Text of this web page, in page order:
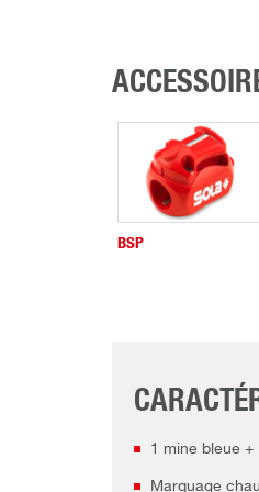
BSP
1 mine bleue
Marquage